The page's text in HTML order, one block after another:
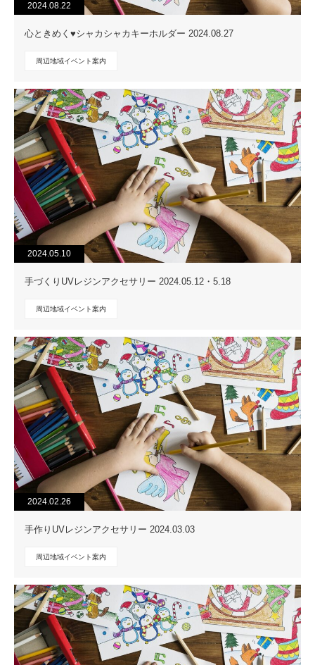
2024.08.22
心ときめく♥シャカシャカキーホルダー 2024.08.27
周辺地域イベント案内
2024.05.10
手づくりUVレジンアクセサリー 2024.05.12・5.18
周辺地域イベント案内
2024.02.26
手作りUVレジンアクセサリー 2024.03.03
周辺地域イベント案内